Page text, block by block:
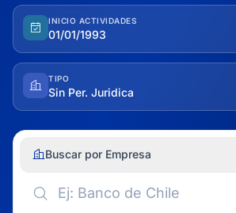
INICIO ACTIVIDADES
01/01/1993
TIPO
Sin Per. Juridica
Buscar por Empresa